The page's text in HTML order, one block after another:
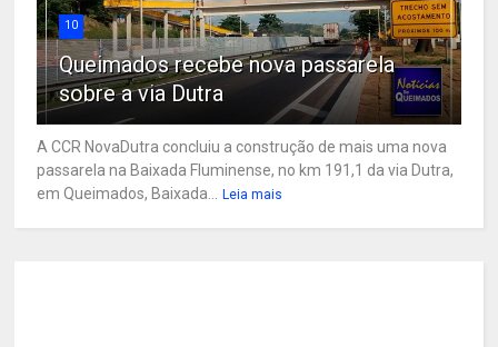
10
Queimados recebe nova passarela
sobre a via Dutra
A CCR NovaDutra concluiu a construção de mais uma nova
passarela na Baixada Fluminense, no km 191,1 da via Dutra,
em Queimados, Baixada...
Leia mais